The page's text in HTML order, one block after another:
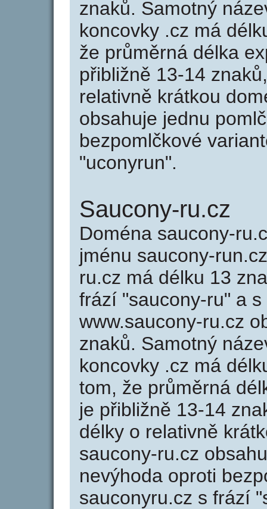
znaků. Samotný
koncovky .cz má
že průměrná délka
přibližně 13-14
relativně krátkou
obsahuje jednu
bezpomlčkové
"uconyrun".
Saucony-ru.cz
Doména saucony-
jménu saucony-
ru.cz má délku 13
frází "saucony-ru" a
www.saucony-ru.cz
znaků. Samotný
koncovky .cz má
tom, že průměrná
je přibližně 13-14
délky o relativně
saucony-ru.cz
nevýhoda oproti
sauconyru.cz s frází